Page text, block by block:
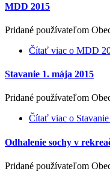
MDD 2015
Pridané používateľom
Čítať viac o MDD
Stavanie 1. mája 2015
Pridané používateľom
Čítať viac o
Odhalenie sochy v
Pridané používateľom